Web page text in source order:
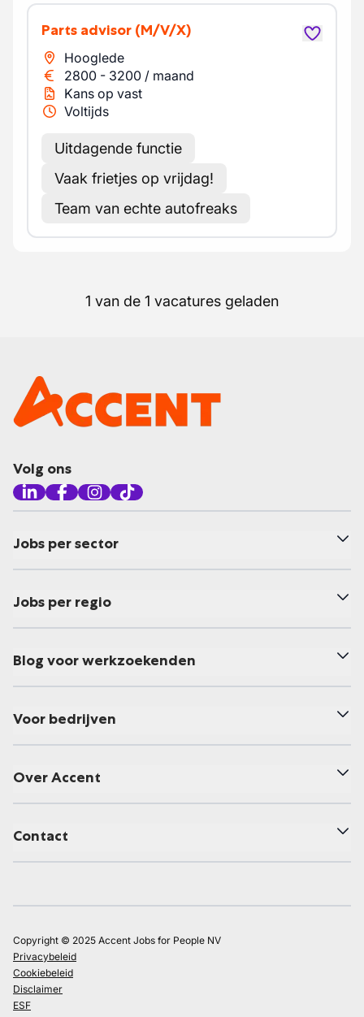
Parts advisor (M/V/X)
Hooglede
2800 - 3200 / maand
Kans op vast
Voltijds
Uitdagende functie
Vaak frietjes op vrijdag!
Team van echte autofreaks
1 van de 1 vacatures geladen
Volg ons
Jobs per sector
Jobs per regio
Blog voor werkzoekenden
Voor bedrijven
Over Accent
Contact
Copyright © 2025 Accent Jobs for People NV
Privacybeleid
Cookiebeleid
Disclaimer
ESF